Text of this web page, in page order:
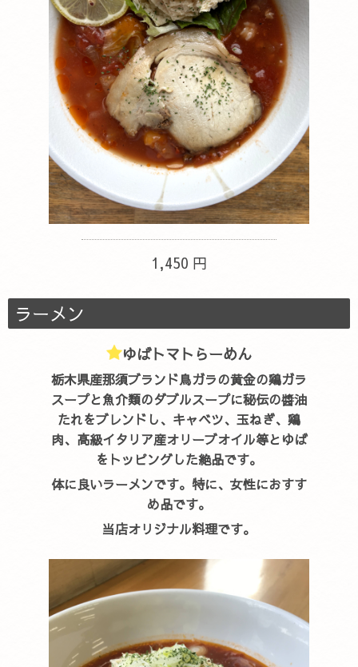
1,450 円
ラーメン
ゆばトマトらーめん
栃木県産那須ブランド鳥ガラの黄金の鶏ガラ
スープと魚介類のダブルスープに秘伝の醬油
たれをブレンドし、キャベツ、玉ねぎ、鶏
肉、高級イタリア産オリーブオイル等とゆば
をトッピングした絶品です。
体に良いラーメンです。特に、女性におすす
め品です。
当店オリジナル料理です。